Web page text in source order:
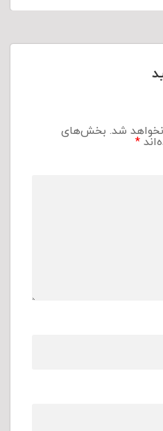
شد. بخش‌های
*